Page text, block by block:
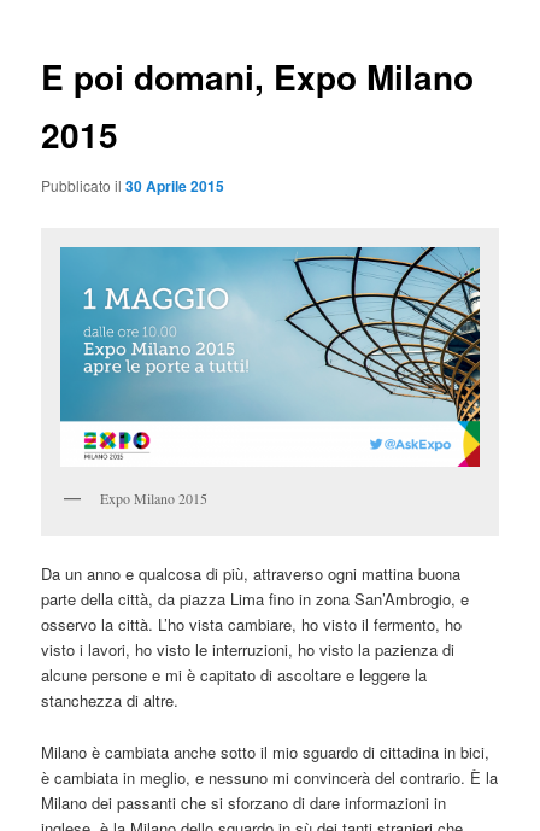
E poi domani, Expo Milano
2015
Pubblicato il30 Aprile 2015
Expo Milano 2015
Da un anno e qualcosa di più, attraverso ogni mattina buona
parte della città, da piazza Lima fino in zona San’Ambrogio, e
osservo la città. L’ho vista cambiare, ho visto il fermento, ho
visto i lavori, ho visto le interruzioni, ho visto la pazienza di
alcune persone e mi è capitato di ascoltare e leggere la
stanchezza di altre.
Milano è cambiata anche sotto il mio sguardo di cittadina in bici,
è cambiata in meglio, e nessuno mi convincerà del contrario. È la
Milano dei passanti che si sforzano di dare informazioni in